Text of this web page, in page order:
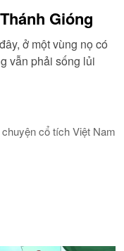
Gióng
ở một vùng nọ có
vẫn phải sống lủi
cổ tích Việt Nam